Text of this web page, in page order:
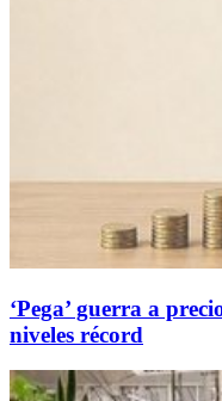
‘Pega’ guerra a
niveles récord